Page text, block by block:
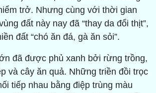
trở. Nhưng cùng với thời gian
đất này nay đã “thay da đổi thịt”,
đất “chó ăn đá, gà ăn sỏi”.
đã được phủ xanh bởi rừng trồng,
và cây ăn quả. Những triền đồi trọc
tiếp nhau bằng điệp trùng màu